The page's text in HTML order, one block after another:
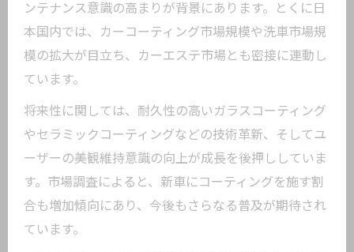
ンテナンス意識の高まりが背景にあります。とくに日
本国内では、カーコーティング市場規模や洗車市場規
模の拡大が目立ち、カーエステ市場とも密接に連動し
ています。
将来性に関しては、耐久性の高いガラスコーティング
やセラミックコーティングなどの技術革新、そしてユ
ーザーの美観維持意識の向上が成長を後押ししていま
す。市場調査によると、新車にコーティングを施す割
合も増加傾向にあり、今後もさらなる普及が期待され
ています。